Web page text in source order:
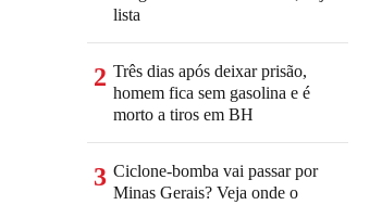
lista
2 Três dias após deixar prisão,
homem fica sem gasolina e é
morto a tiros em BH
3 Ciclone-bomba vai passar por
Minas Gerais? Veja onde o